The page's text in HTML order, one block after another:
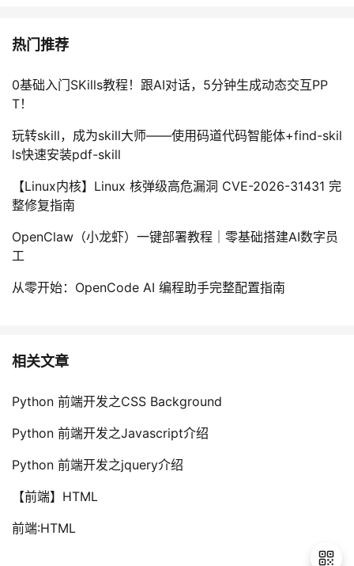
热门推荐
0基础入门SKills教程！跟AI对话，5分钟生成动态交互PP
T！
玩转skill，成为skill大师——使用码道代码智能体+find-skil
ls快速安装pdf-skill
【Linux内核】Linux 核弹级高危漏洞 CVE-2026-31431 完
整修复指南
OpenClaw（小龙虾）一键部署教程｜零基础搭建AI数字员
工
从零开始：OpenCode AI 编程助手完整配置指南
相关文章
Python 前端开发之CSS Background
Python 前端开发之Javascript介绍
Python 前端开发之jquery介绍
【前端】HTML
前端:HTML